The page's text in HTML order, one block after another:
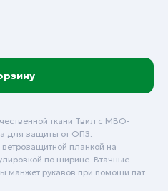
ткани Твил с МВО-
для защиты от ОПЗ.
планкой на
по ширине. Втачные
манжет рукавов при помощи пат